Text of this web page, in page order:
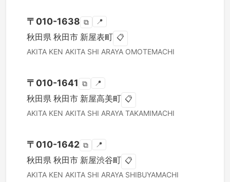
〒 010-1638 ⧉ 📍
秋田県 秋田市 新屋表町 📋
AKITA KEN AKITA SHI ARAYA OMOTEMACHI
〒 010-1641 ⧉ 📍
秋田県 秋田市 新屋高美町 📋
AKITA KEN AKITA SHI ARAYA TAKAMIMACHI
〒 010-1642 ⧉ 📍
秋田県 秋田市 新屋渋谷町 📋
AKITA KEN AKITA SHI ARAYA SHIBUYAMACHI